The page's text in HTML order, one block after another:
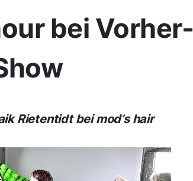
bei Vorher-
Rietentidt bei mod’s hair